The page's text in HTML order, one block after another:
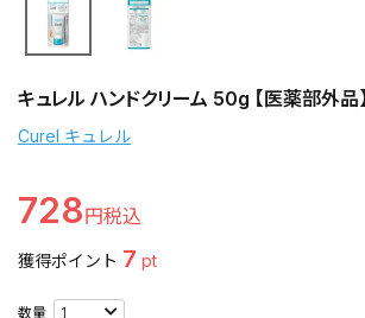
キュレル ハンドクリーム 50g 【医薬部外品】
Curel キュレル
728
獲得ポイント 7 pt